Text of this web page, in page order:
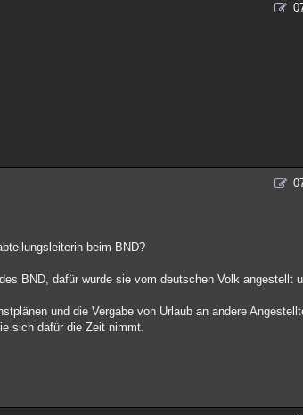
beim BND?
BND, dafür wurde sie vom deutschen Volk angestellt
und die Vergabe von Urlaub an andere
sich dafür die Zeit nimmt.